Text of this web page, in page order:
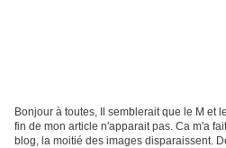
Bonjour à toutes, Il semblerait que le M et
fin de mon article n'apparait pas. Ca m'a
blog, la moitié des images disparaissent.